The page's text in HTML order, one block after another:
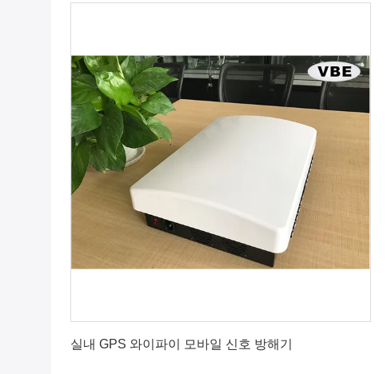
실내 GPS 와이파이 모바일 신호 방해기